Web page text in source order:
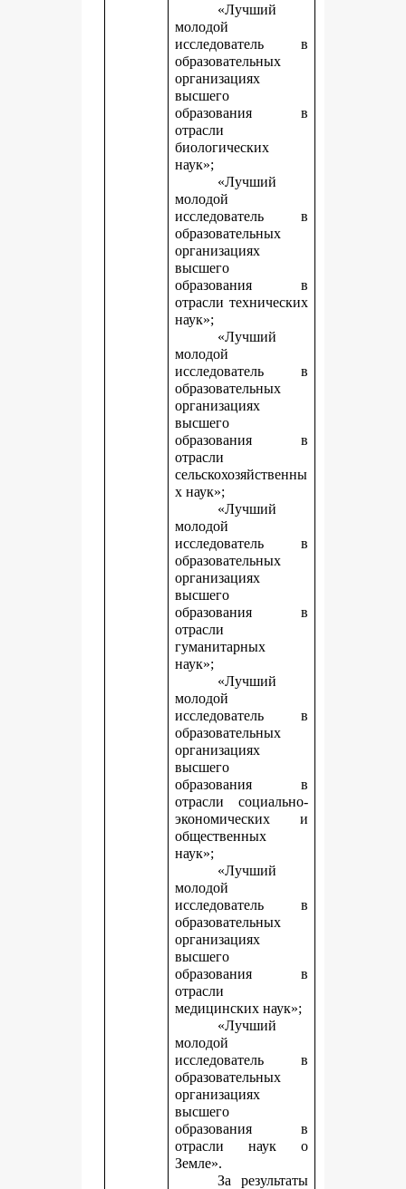
«Лучший
молодой
исследователь в
образовательных
организациях
высшего
образования в
отрасли
биологических
наук»;
«Лучший
молодой
исследователь в
образовательных
организациях
высшего
образования в
отрасли технических
наук»;
«Лучший
молодой
исследователь в
образовательных
организациях
высшего
образования в
отрасли
сельскохозяйственны
х наук»;
«Лучший
молодой
исследователь в
образовательных
организациях
высшего
образования в
отрасли
гуманитарных
наук»;
«Лучший
молодой
исследователь в
образовательных
организациях
высшего
образования в
отрасли социально-
экономических и
общественных
наук»;
«Лучший
молодой
исследователь в
образовательных
организациях
высшего
образования в
отрасли
медицинских наук»;
«Лучший
молодой
исследователь в
образовательных
организациях
высшего
образования в
отрасли наук о
Земле».
За результаты